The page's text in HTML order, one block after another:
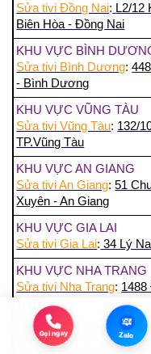
Sửa tivi Đồng Nai: L2/12
Biên Hòa - Đồng Nai
KHU VỰC BÌNH
Sửa tivi Bình Dương:
- Bình Dương
KHU VỰC VŨNG TÀU
Sửa tivi Vũng Tàu: 132/
TP.Vũng Tàu
KHU VỰC AN GIANG
Sửa tivi An Giang:51
Xuyên - An Giang
KHU VỰC GIA LAI
Sửa tivi Gia Lai: 34 Lý
KHU VỰC NHA TRANG
Sửa tivi Nha Trang:
Trang
KHU VỰC VĨNH LONG
Sửa tivi Vĩnh Long:33-
Gọi ngay
Zalo
Zalo